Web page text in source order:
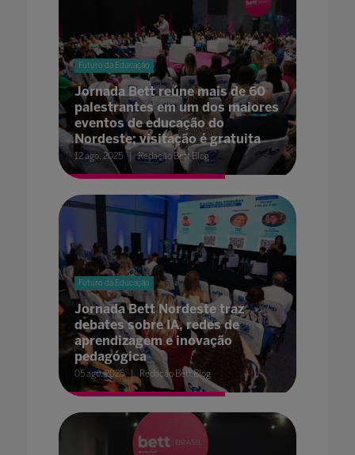
Futuro da Educação
Jornada Bett reúne mais de 60
palestrantes em um dos maiores
eventos de educação do
Nordeste; visitação é gratuita
12 ago. 2025 Redação Bett Blog
Futuro da Educação
Jornada Bett Nordeste traz
debates sobre IA, redes de
aprendizagem e inovação
pedagógica
05 ago. 2025 Redação Bett Blog